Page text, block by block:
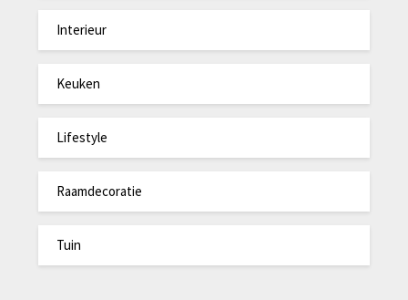
Interieur
Keuken
Lifestyle
Raamdecoratie
Tuin